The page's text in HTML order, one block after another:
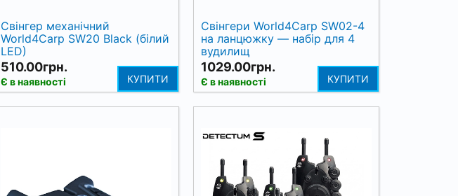
Свінгер механічний
World4Carp SW20 Black (білий
LED)
510.00грн.
Є в наявності КУПИТИ
Свінгери World4Carp SW02-4
на ланцюжку — набір для 4
вудилищ
1029.00грн.
Є в наявності КУПИТИ